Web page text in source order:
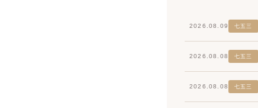
2026.08.09 七五三
2026.08.08 七五三
2026.08.08 七五三